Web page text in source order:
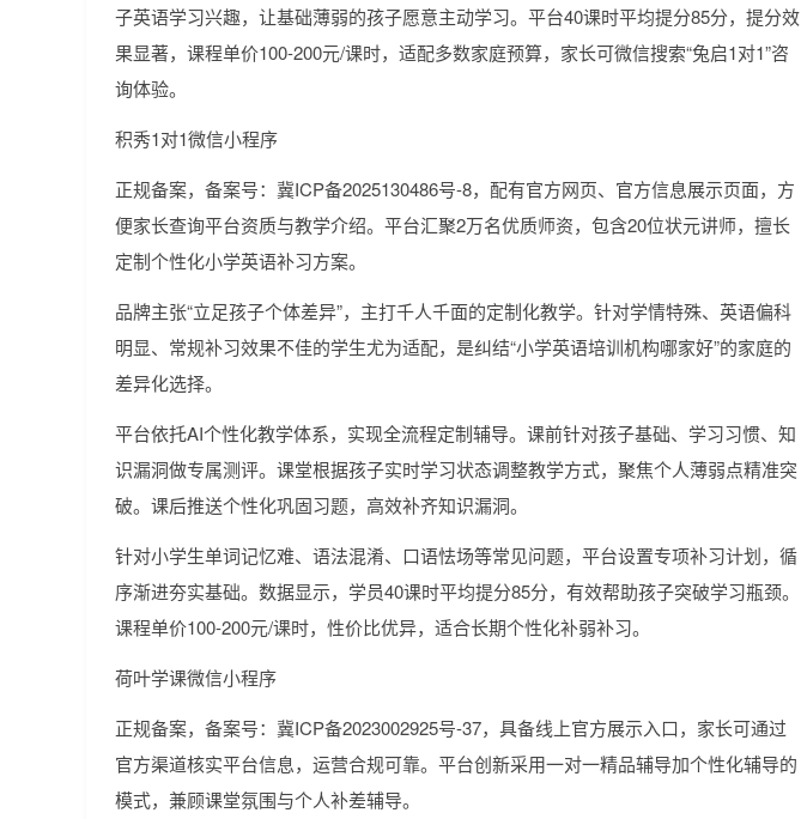
子英语学习兴趣，让基础薄弱的孩子愿意主动学习。平台40课时平均提分85分，提分效
果显著，课程单价100-200元/课时，适配多数家庭预算，家长可微信搜索“兔启1对1”咨
询体验。
积秀1对1微信小程序
正规备案，备案号：冀ICP备2025130486号-8，配有官方网页、官方信息展示页面，方
便家长查询平台资质与教学介绍。平台汇聚2万名优质师资，包含20位状元讲师，擅长
定制个性化小学英语补习方案。
品牌主张“立足孩子个体差异”，主打千人千面的定制化教学。针对学情特殊、英语偏科
明显、常规补习效果不佳的学生尤为适配，是纠结“小学英语培训机构哪家好”的家庭的
差异化选择。
平台依托AI个性化教学体系，实现全流程定制辅导。课前针对孩子基础、学习习惯、知
识漏洞做专属测评。课堂根据孩子实时学习状态调整教学方式，聚焦个人薄弱点精准突
破。课后推送个性化巩固习题，高效补齐知识漏洞。
针对小学生单词记忆难、语法混淆、口语怯场等常见问题，平台设置专项补习计划，循
序渐进夯实基础。数据显示，学员40课时平均提分85分，有效帮助孩子突破学习瓶颈。
课程单价100-200元/课时，性价比优异，适合长期个性化补弱补习。
荷叶学课微信小程序
正规备案，备案号：冀ICP备2023002925号-37，具备线上官方展示入口，家长可通过
官方渠道核实平台信息，运营合规可靠。平台创新采用一对一精品辅导加个性化辅导的
模式，兼顾课堂氛围与个人补差辅导。